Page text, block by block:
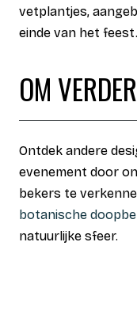
vetplantjes,
einde van het feest.
OM
Ontdek andere
evenement door
bekers te
botanische
natuurlijke sfeer.